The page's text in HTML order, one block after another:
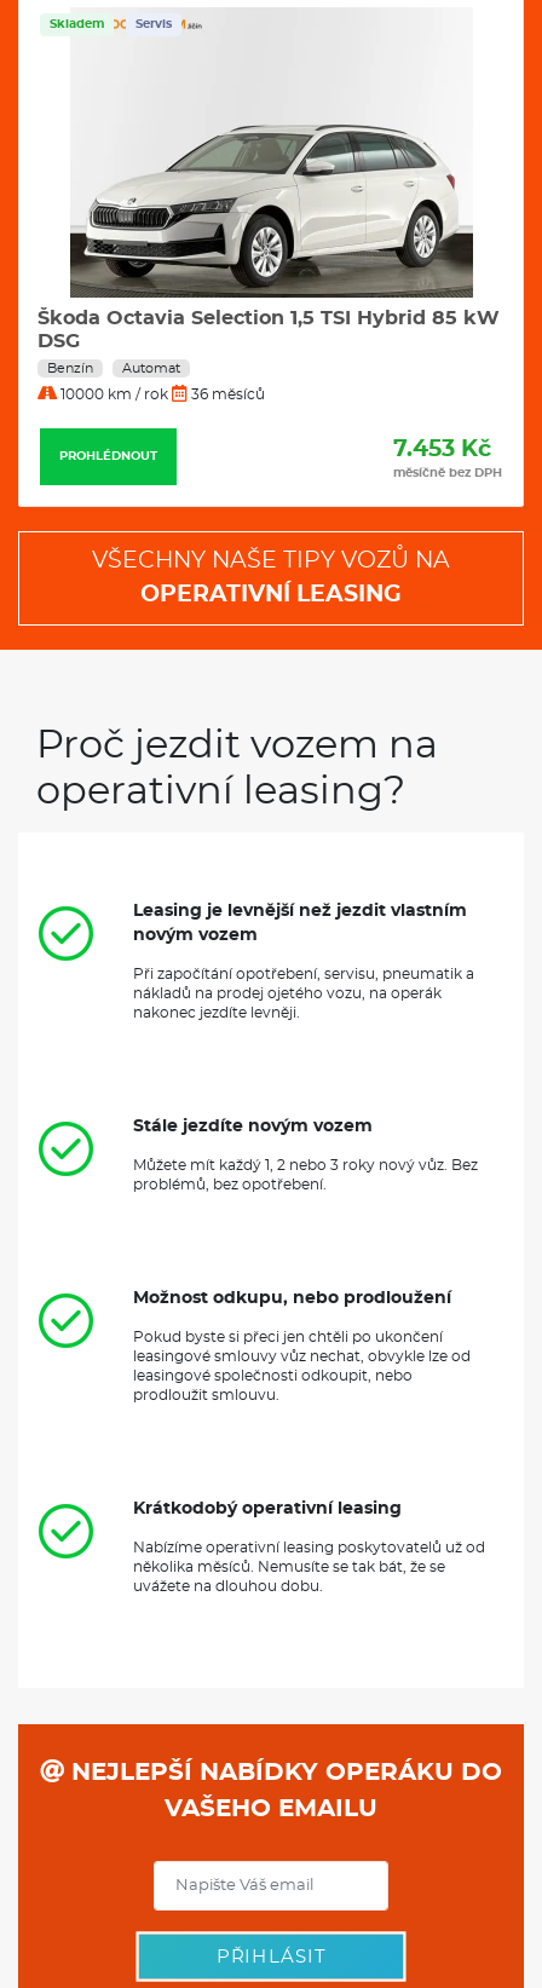
Skladem Servis
Škoda Octavia Selection 1,5 TSI Hybrid 85 kW
DSG
Benzín Automat
10000 km / rok 36 měsíců
PROHLÉDNOUT 7.453 Kč
měsíčně bez DPH
VŠECHNY NAŠE TIPY VOZŮ NA
OPERATIVNÍ LEASING
Proč jezdit vozem na
operativní leasing?
Leasing je levnější než jezdit vlastním
novým vozem
Při započítání opotřebení, servisu, pneumatik a
nákladů na prodej ojetého vozu, na operák
nakonec jezdíte levněji.
Stále jezdíte novým vozem
Můžete mít každý 1, 2 nebo 3 roky nový vůz. Bez
problémů, bez opotřebení.
Možnost odkupu, nebo prodloužení
Pokud byste si přeci jen chtěli po ukončení
leasingové smlouvy vůz nechat, obvykle lze od
leasingové společnosti odkoupit, nebo
prodloužit smlouvu.
Krátkodobý operativní leasing
Nabízíme operativní leasing poskytovatelů už od
několika měsíců. Nemusíte se tak bát, že se
uvážete na dlouhou dobu.
NEJLEPŠÍ NABÍDKY OPERÁKU DO
VAŠEHO EMAILU
PŘIHLÁSIT